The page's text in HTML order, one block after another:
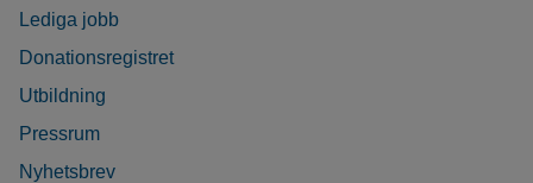
Lediga jobb
Donationsregistret
Utbildning
Pressrum
Nyhetsbrev